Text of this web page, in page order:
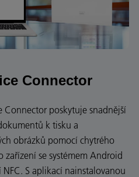
Connector
Connector poskytuje snadnější
k tisku a
obrázků pomocí chytrého
se systémem Android
S aplikací nainstalovanou